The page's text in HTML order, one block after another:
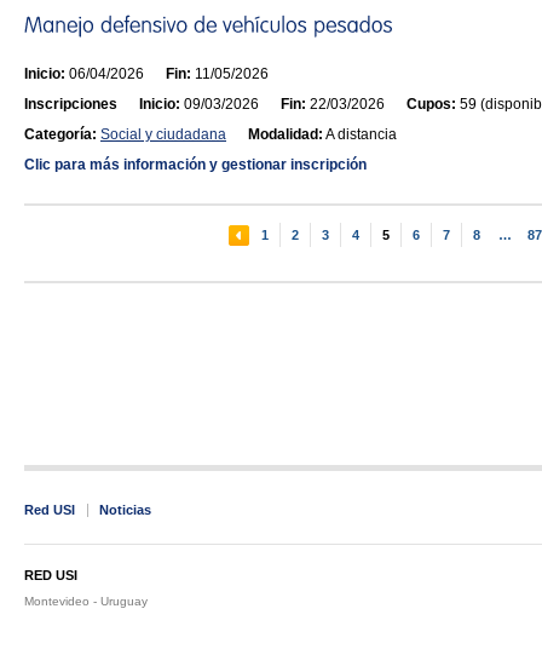
Inicio: 06/04/2026 Fin: 11/05/2026
Inscripciones
Inicio: 09/03/2026 Fin: 22/03/2026 Cupos: 59
Categoría: Social y ciudadana Modalidad: A distancia
Clic para más información y gestionar inscripción
1 2 3 4 5 6 7 8 … 87
Red USI Noticias
RED USI
Montevideo - Uruguay